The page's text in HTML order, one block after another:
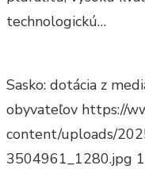
technologickú…
Sasko: dotácia z
obyvateľov https://
content/uploads/
3504961_1280.jpg